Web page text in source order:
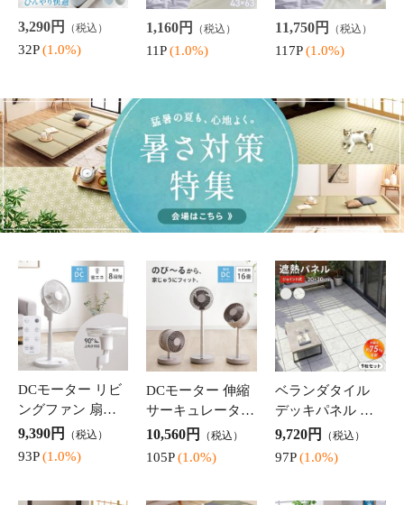
DCモーター リビ
ングファン 扇風
き 自動切タイマ
ー ダイヤル式風
量調節 リモコン
付き 空気循環 涼
しい
93P (1.0%)
DCモーター 伸縮
サーキュレーター
解 洗える 水洗い
静音 タイマー 空
気循環 涼しい 省
エネ 換気
105P (1.0%)
ベランダタイル
9枚セット ジョイ
ント式 ベランダ
暑さ対策 遮熱 耐
候性 丈夫 軽量
97P (1.0%)
ラグ 2畳 カーペッ
ット対応 オール
シーズン ゴザ マ
ット 夏用 夏ラグ
麻の葉 「 六花 」
174×174cm 江戸
間 ラグマット
4,190円 （税込）
(1.0%)
m ラグマット 夏
用 ラグ カーペッ
ト 撥水 いぐさ イ
草 チェック 抗菌
防臭 市松 格子 お
しゃれ ふっく
5,980円（税込）
ンブーラグ 夏 エ
コ ひんやり 「 NS
リラ 」 約140cm
丸 冷感 消臭 ジャ
ガード織 北欧 ナ
チュラル ホワ
6,990円 （税込）
(1.0%)